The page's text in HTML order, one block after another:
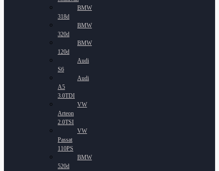
BMW
318d
BMW
320d
BMW
120d
Audi
S6
Audi
A5
3.0TDI
VW
Arteon
2.0TSI
VW
Passat
110PS
BMW
520d